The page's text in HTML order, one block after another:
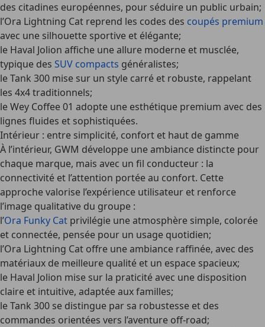
des citadines européennes, pour séduire un public urbain;
l’Ora Lightning Cat reprend les codes des coupés premium
avec une silhouette sportive et élégante;
le Haval Jolion affiche une allure moderne et musclée,
typique des SUV compacts généralistes;
le Tank 300 mise sur un style carré et robuste, rappelant
les 4x4 traditionnels;
le Wey Coffee 01 adopte une esthétique premium avec des
lignes fluides et sophistiquées.
Intérieur : entre simplicité, confort et haut de gamme
À l’intérieur, GWM développe une ambiance distincte pour
chaque marque, mais avec un fil conducteur : la
connectivité et l’attention portée au confort. Cette
approche valorise l’expérience utilisateur et renforce
l’image qualitative du groupe :
l’Ora Funky Cat privilégie une atmosphère simple, colorée
et connectée, pensée pour un usage quotidien;
l’Ora Lightning Cat offre une ambiance raffinée, avec des
matériaux de meilleure qualité et un espace spacieux;
le Haval Jolion mise sur la praticité avec une disposition
claire et intuitive, adaptée aux familles;
le Tank 300 se distingue par sa robustesse et des
commandes orientées vers l’aventure off-road;